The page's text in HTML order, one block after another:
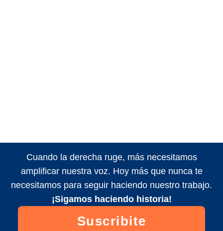
Cuando la derecha ruge, más necesitamos
amplificar nuestra voz. Hoy más que nunca te
necesitamos para seguir haciendo nuestro trabajo.
¡Sigamos haciendo historia!
Suscribite